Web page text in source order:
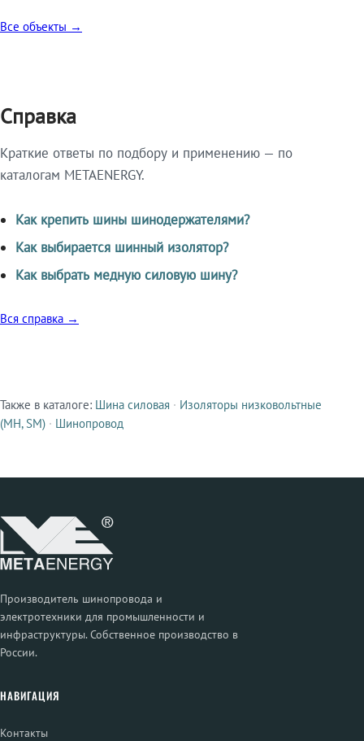
Все объекты →
Справка
Краткие ответы по подбору и применению — по
каталогам METAENERGY.
Как крепить шины шинодержателями?
Как выбирается шинный изолятор?
Как выбрать медную силовую шину?
Вся справка →
Смежные продукты
Также в каталоге: Шина силовая · Изоляторы низковольтные
(МН, SM) · Шинопровод
Производитель шинопровода и
электротехники для промышленности и
инфраструктуры. Собственное производство в
России.
НАВИГАЦИЯ
Контакты